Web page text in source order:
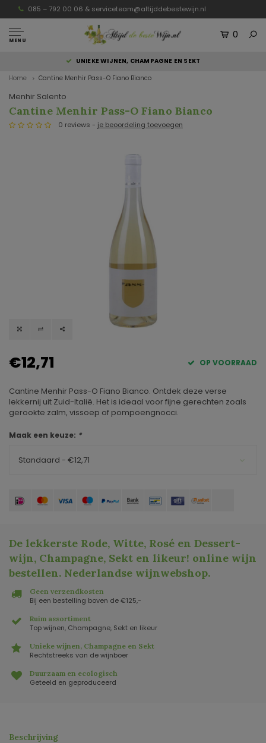
085 – 792 00 06 & serviceteam@altijddebestewijn.nl
MENU
0
UNIEKE WIJNEN, CHAMPAGNE EN SEKT
Home
Cantine Menhir Pass-O Fiano Bianco
Menhir Salento
Cantine Menhir Pass-O Fiano Bianco
0 reviews - je beoordeling toevoegen
€12,71 OP VOORRAAD
Cantine Menhir Pass-O Fiano Bianco. Ontdek deze verse
lekkernij uit Zuid-Italië. Het is ideaal voor fijne gerechten zoals
gerookte zalm, vissoep of pompoengnocci.
Maak een keuze: *
Standaard - €12,71
De lekkerste Rode, Witte, Rosé en Dessert-
wijn, Champagne, Sekt en likeur! online wijn
bestellen. Nederlandse wijnwebshop.
Geen verzendkosten
Bij een bestelling boven de €125,-
Ruim assortiment
Top wijnen, Champagne, Sekt en likeur
Unieke wijnen, Champagne en Sekt
Rechtstreeks van de wijnboer
Duurzaam en ecologisch
Geteeld en geproduceerd
Beschrijving